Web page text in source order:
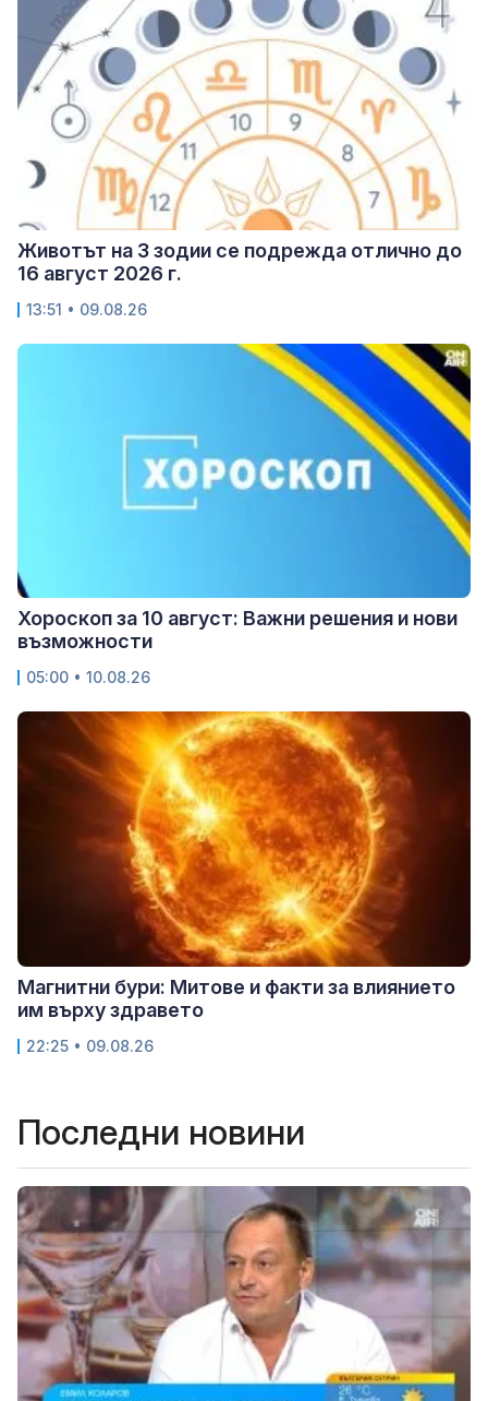
Животът на 3 зодии се подрежда отлично до
16 август 2026 г.
13:51 • 09.08.26
Хороскоп за 10 август: Важни решения и нови
възможности
05:00 • 10.08.26
Магнитни бури: Митове и факти за влиянието
им върху здравето
22:25 • 09.08.26
Последни новини